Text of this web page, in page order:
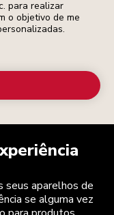
para realizar
o objetivo de me
seus aparelhos de
se alguma vez